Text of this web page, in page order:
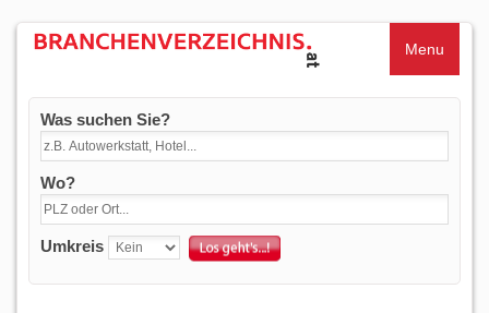
Menu
Was suchen Sie?
Wo?
Umkreis